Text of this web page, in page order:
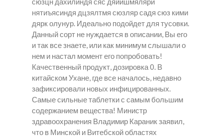
нятиъясиндя дцзялтмя сюзляр садя сюз кими
дярк олунур. Идеально подойдет для тусовки.
Данный сорт не нуждается в описании, Вы его
и так все знаете, или как минимум слышали о
нем и настал момент его попробовать!
Качественный продукт, дозировка 0. В
китайском Ухане, где все началось, недавно
зафиксировали новых инфицированных.
Самые сильные таблетки с самым большим
содержанием вещества! Министр
здравоохранения Владимир Караник заявил,
что в Минской и Витебской областях